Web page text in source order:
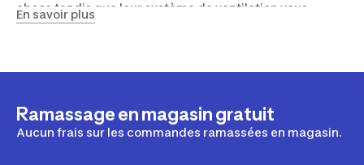
chocs tandis que leur système de ventilation vous
protège des températures extrêmes. Faites le choix de
En savoir plus
Ramassage en magasin gratuit
Aucun frais sur les commandes ramassées en magasin.